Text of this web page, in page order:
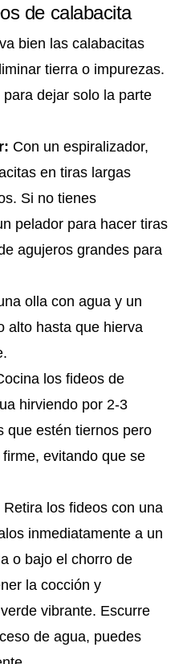
de calabacita
bien las calabacitas
tierra o impurezas.
dejar solo la parte
Con un espiralizador,
en tiras largas
Si no tienes
pelador para hacer tiras
agujeros grandes para
olla con agua y un
alto hasta que hierva
los fideos de
hirviendo por 2-3
que estén tiernos pero
evitando que se
Retira los fideos con una
inmediatamente a un
o bajo el chorro de
la cocción y
vibrante. Escurre
de agua, puedes